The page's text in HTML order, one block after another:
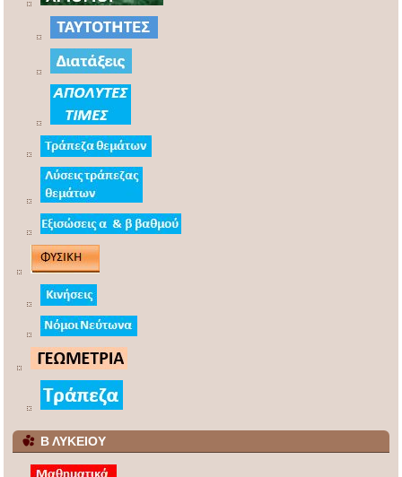
Β ΛΥΚΕΙΟΥ